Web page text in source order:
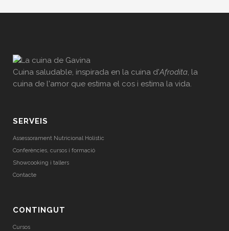
Cuina saludable, inspirada en la cuina d'Afrodita, la
cuina de l'amor que estima el cos i estima la vida.
SERVEIS
Assessorament Nutricional Holístic
Conferències, cursos i formació
Showcooking i tallers
Contacte
CONTINGUT
Cursos